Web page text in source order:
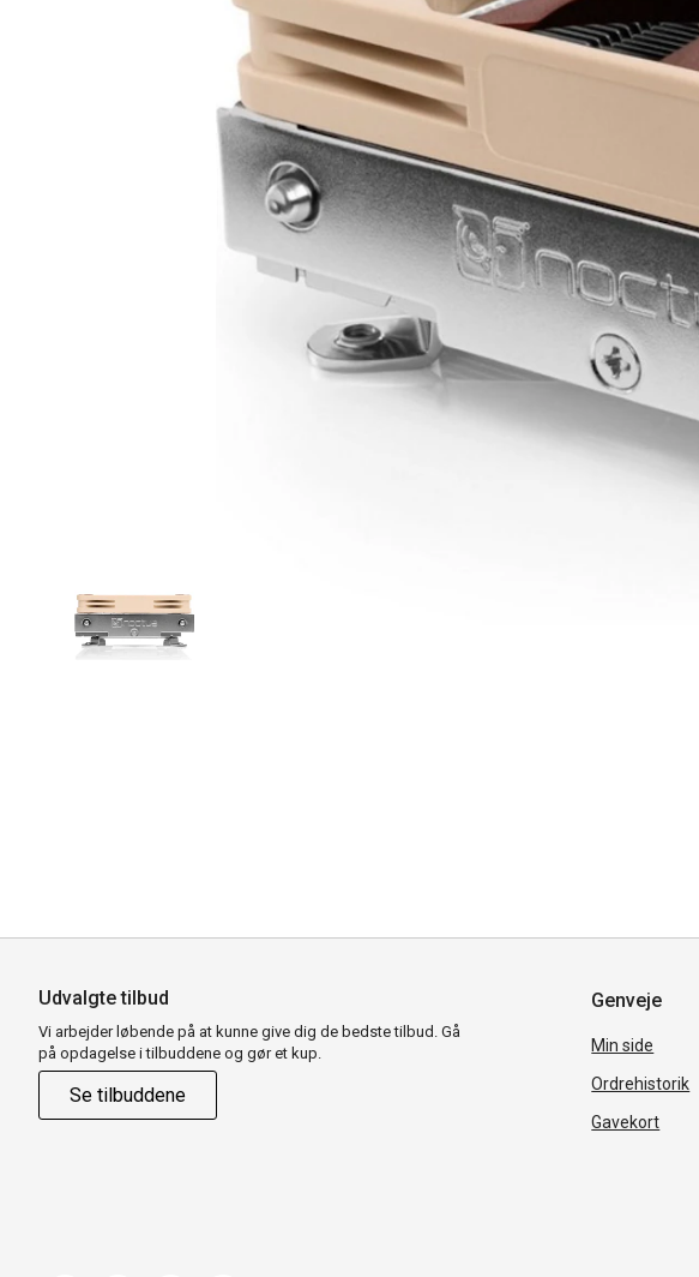
Udvalgte tilbud
Vi arbejder løbende på at kunne give dig de bedste tilbud. Gå
på opdagelse i tilbuddene og gør et kup.
Se tilbuddene
Genveje
Min side
Ordrehistorik
Gavekort